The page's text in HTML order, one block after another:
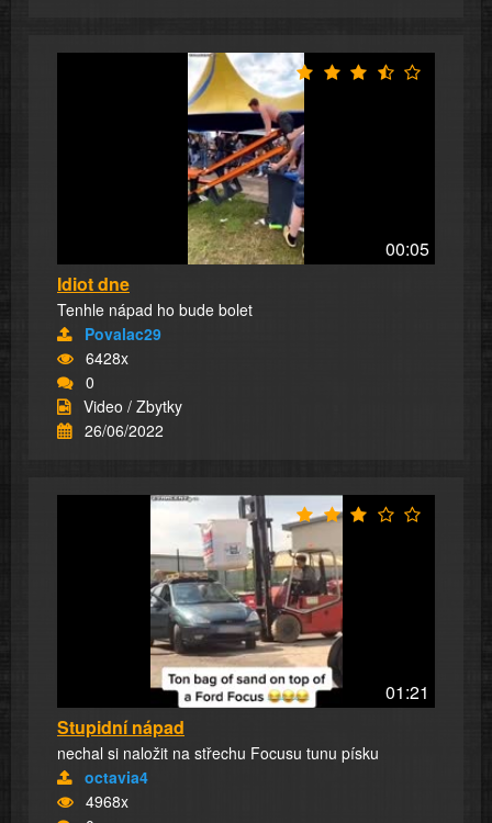
00:05
Idiot dne
Tenhle nápad ho bude bolet
Povalac29
6428x
0
Video / Zbytky
26/06/2022
01:21
Stupidní nápad
nechal si naložit na střechu Focusu tunu písku
octavia4
4968x